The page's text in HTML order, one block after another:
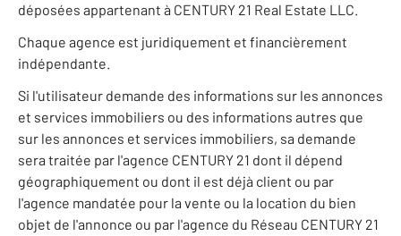
déposées appartenant à CENTURY 21 Real Estate LLC.
Chaque agence est juridiquement et financièrement
indépendante.
Si l'utilisateur demande des informations sur les annonces
et services immobiliers ou des informations autres que
sur les annonces et services immobiliers, sa demande
sera traitée par l'agence CENTURY 21 dont il dépend
géographiquement ou dont il est déjà client ou par
l'agence mandatée pour la vente ou la location du bien
objet de l'annonce ou par l'agence du Réseau CENTURY 21